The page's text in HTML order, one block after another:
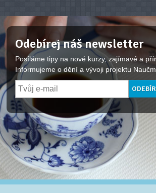
Odebírej náš newsletter
Posíláme tipy na nové kurzy, zajímavé a
Informujeme o dění a vývoji projektu